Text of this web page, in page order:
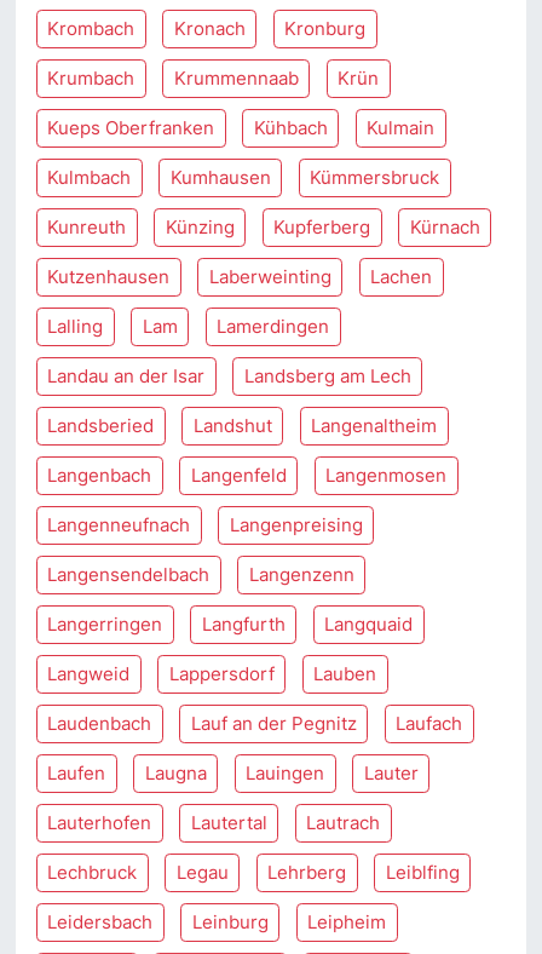
Krombach Kronach Kronburg
Krumbach Krummennaab Krün
Kueps Oberfranken Kühbach Kulmain
Kulmbach Kumhausen Kümmersbruck
Kunreuth Künzing Kupferberg Kürnach
Kutzenhausen Laberweinting Lachen
Lalling Lam Lamerdingen
Landau an der Isar Landsberg am Lech
Landsberied Landshut Langenaltheim
Langenbach Langenfeld Langenmosen
Langenneufnach Langenpreising
Langensendelbach Langenzenn
Langerringen Langfurth Langquaid
Langweid Lappersdorf Lauben
Laudenbach Lauf an der Pegnitz Laufach
Laufen Laugna Lauingen Lauter
Lauterhofen Lautertal Lautrach
Lechbruck Legau Lehrberg Leiblfing
Leidersbach Leinburg Leipheim